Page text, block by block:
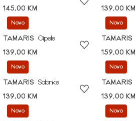
145,00 KM
139,00 KM
Novo
TAMARIS
Cipele
139,00 KM
Novo
TAMARIS
159,00 KM
Novo
TAMARIS
Salonke
139,00 KM
Novo
TAMARIS
139,00 KM
Novo Novo